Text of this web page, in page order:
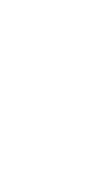
cette